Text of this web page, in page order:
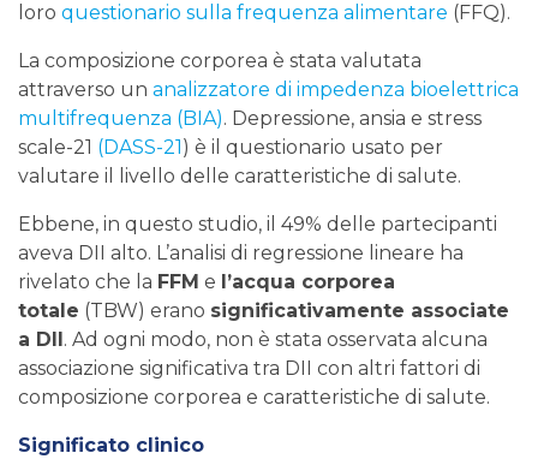
loro questionario sulla frequenza alimentare (FFQ).
La composizione corporea è stata valutata
attraverso un analizzatore di impedenza bioelettrica
multifrequenza (BIA). Depressione, ansia e stress
scale-21 (DASS-21) è il questionario usato per
valutare il livello delle caratteristiche di salute.
Ebbene, in questo studio, il 49% delle partecipanti
aveva DII alto. L’analisi di regressione lineare ha
rivelato che la FFM e l’acqua corporea
totale (TBW) erano significativamente associate
a DII. Ad ogni modo, non è stata osservata alcuna
associazione significativa tra DII con altri fattori di
composizione corporea e caratteristiche di salute.
Significato clinico